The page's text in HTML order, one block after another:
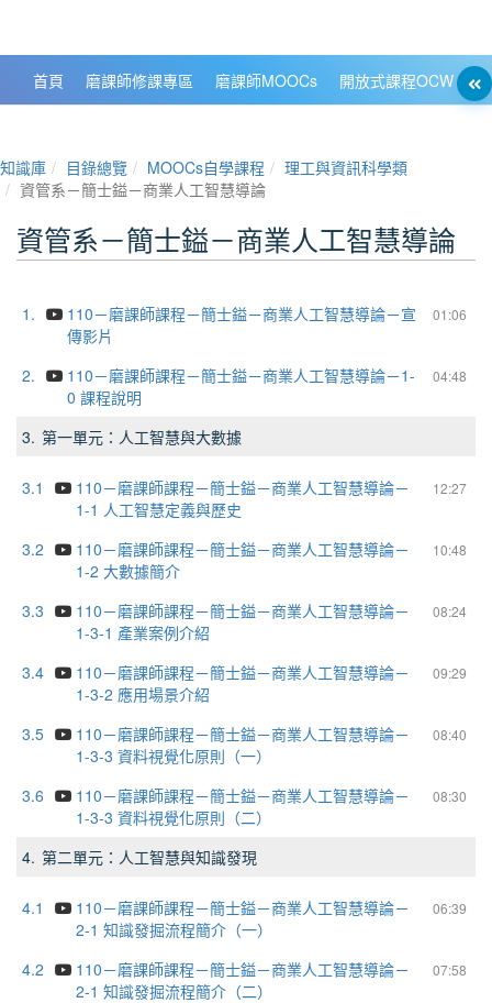
首頁 磨課師修課專區 磨課師MOOCs 開放式課程OCW
知識庫 目錄總覽 MOOCs自學課程
理工與資訊科學類
資管系－簡士鎰－商業人工智慧導論
資管系－簡士鎰－商業人工智慧導論
1. 01:06
110－磨課師課程－簡士鎰－商業人工智慧導論－宣
傳影片
2.
04:48
110－磨課師課程－簡士鎰－商業人工智慧導論－1-
0 課程說明
3. 第一單元：人工智慧與大數據
3.1 12:27
110－磨課師課程－簡士鎰－商業人工智慧導論－
1-1 人工智慧定義與歷史
3.2
10:48
110－磨課師課程－簡士鎰－商業人工智慧導論－
1-2 大數據簡介
3.3
08:24
110－磨課師課程－簡士鎰－商業人工智慧導論－
1-3-1 產業案例介紹
3.4
09:29
110－磨課師課程－簡士鎰－商業人工智慧導論－
1-3-2 應用場景介紹
3.5
08:40
110－磨課師課程－簡士鎰－商業人工智慧導論－
1-3-3 資料視覺化原則（一）
3.6
08:30
110－磨課師課程－簡士鎰－商業人工智慧導論－
1-3-3 資料視覺化原則（二）
4. 第二單元：人工智慧與知識發現
4.1 06:39
110－磨課師課程－簡士鎰－商業人工智慧導論－
2-1 知識發掘流程簡介（一）
4.2
07:58
110－磨課師課程－簡士鎰－商業人工智慧導論－
2-1 知識發掘流程簡介（二）